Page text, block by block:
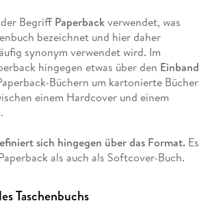
BegriffPaperbackverwendet, was
bezeichnet und hier daher
synonym verwendet wird. Im
hingegen etwas über den Einband
Büchern um kartonierte Bücher
einem Hardcover und einem
sich hingegen über das Format.Es
als auch als Softcover-Buch.
Taschenbuchs